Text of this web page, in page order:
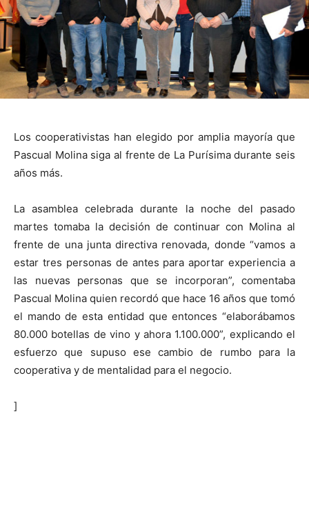
Los cooperativistas han elegido por amplia mayoría que
Pascual Molina siga al frente de La Purísima durante seis
años más.
La asamblea celebrada durante la noche del pasado
martes tomaba la decisión de continuar con Molina al
frente de una junta directiva renovada, donde “vamos a
estar tres personas de antes para aportar experiencia a
las nuevas personas que se incorporan”, comentaba
Pascual Molina quien recordó que hace 16 años que tomó
el mando de esta entidad que entonces “elaborábamos
80.000 botellas de vino y ahora 1.100.000”, explicando el
esfuerzo que supuso ese cambio de rumbo para la
cooperativa y de mentalidad para el negocio.
]